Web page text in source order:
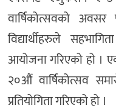
वार्षिकोत्सवको
विद्यार्थीहरुले
आयोजना गरिएको हो ।
२०औं वार्षिकोत्सव
प्रतियोगिता गरिएको हो ।